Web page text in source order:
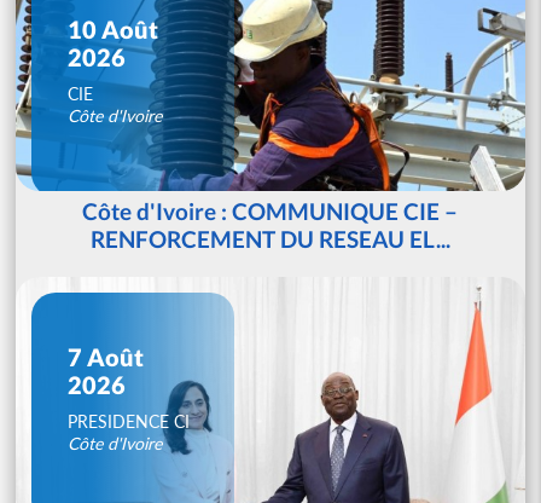
10 Août
2026
CIE
Côte d'Ivoire
Côte d'Ivoire : COMMUNIQUE CIE –
RENFORCEMENT DU RESEAU EL...
7 Août
2026
PRESIDENCE CI
Côte d'Ivoire